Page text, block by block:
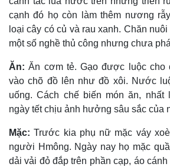
cạnh đó họ còn làm thêm nương
loại cây có củ và rau xanh. Chăn
một số nghề thủ công nhưng chưa
Ăn: Ăn cơm tẻ. Gạo được luộc cho
vào chõ đồ lên như đồ xôi. Nước
uống. Cách chế biến món ăn, nhất
ngày tết chịu ảnh hưởng sâu sắc của
Mặc: Trước kia phụ nữ mặc váy
người Hmông. Ngày nay họ mặc
dải vải đỏ đắp trên phần cạp, áo